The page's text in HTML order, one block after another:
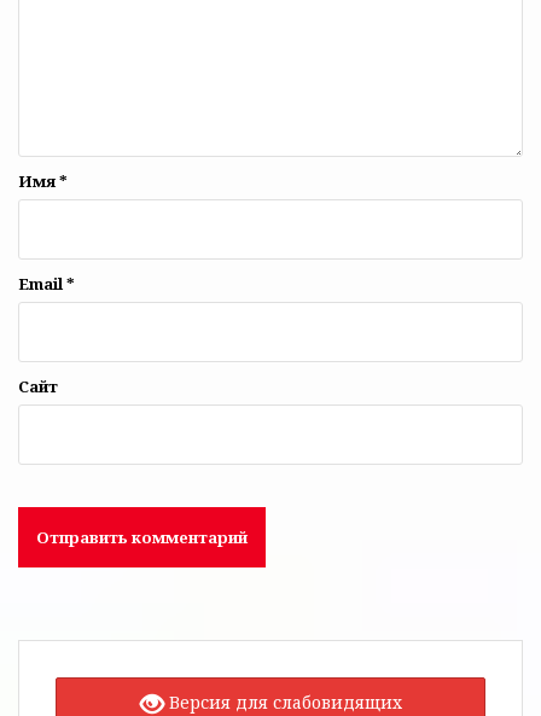
Имя*
Email*
Сайт
Версия для слабовидящих